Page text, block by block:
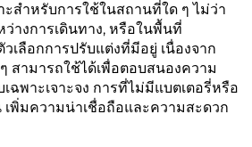
ะสําหรับการใช้ในสถานที่ใด ๆ ไม่ว่า
ว่างการเดินทาง, หรือในพื้นที่
เลือกการปรับแต่งที่มีอยู่ เนื่องจาก
สามารถใช้ได้เพื่อตอบสนองความ
ฉพาะเจาะจง การที่ไม่มีแบตเตอรี่หรือ
เพิ่มความน่าเชื่อถือและความสะดวก